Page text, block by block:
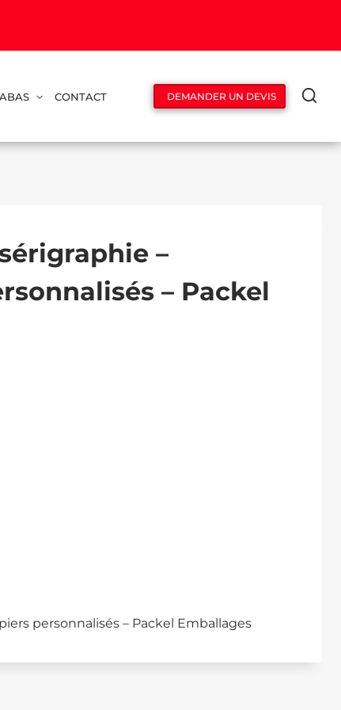
CONTACT DEMANDER UN DEVIS
–
– Packel
personnalisés – Packel Emballages